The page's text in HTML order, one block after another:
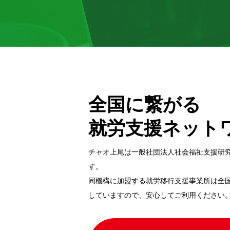
全国に繋がる
就労支援ネット
チャオ上尾は一般社団法⼈社会福祉⽀援研
す。
同機構に加盟する就労移⾏⽀援事業所は全
していますので、安⼼してご利⽤ください